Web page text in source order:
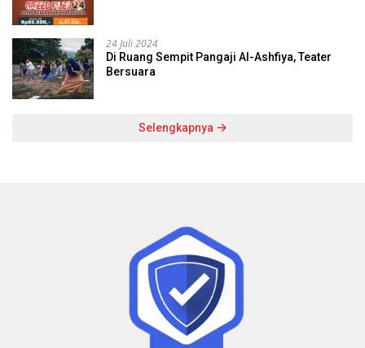
24 Juli 2024
Di Ruang Sempit Pangaji Al-Ashfiya, Teater
Bersuara
Selengkapnya